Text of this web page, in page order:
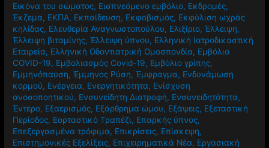
Εικόνα του σώματος, Εισπνεόμενο εμβόλιο, Εκδρομές,
Έκζεμα, ΕΚΠΑ, Εκπαίδευση, Εκφοβισμός, Εκφύλιση ωχράς
κηλίδας, Ελευθερία Αναγνωστοπούλου, Ελιξίριο,Έλλειψη,
Έλλειψη βιταμίνης,Έλλειψη ύπνου, Ελληνική Ιατροδικαστική
Εταιρεία, Ελληνική Οδοντιατρική Ομοσπονδία, Εμβόλια
COVID-19, Εμβολιασμός Covid-19, Εμβόλιο γρίπης,
Εμμηνόπαυση,Έμμηνος Ρύση,Έμφραγμα, Ενδυνάμωση
κορμού, Ενέργεια, Ενεργητικότητα, Ενίσχυση
ανοσοποητικού, Ενσυνείδητη Διατροφή, Ενσυνειδητότητα,
Έντερο, Εξαερισμός, Εξάρθρημα ώμου, Εξάψεις, Εξεταστική
Περίοδος, Εορταστικό Τραπέζι, Επαρκής ύπνος,
Επεξεργασμένα τρόφιμα, Επικρίσεις, Επίσκεψη,
Επιστημονικές Εξελίξεις, Επιχειρηματικά Νέα, Εργασιακή